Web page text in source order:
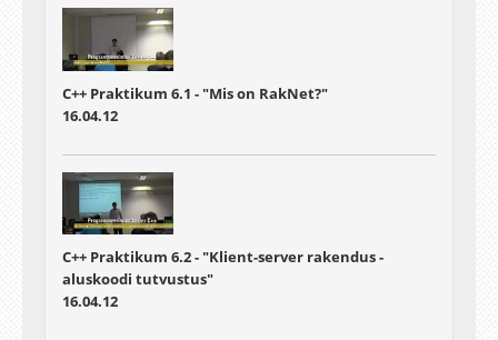
C++ Praktikum 6.1 - "Mis on RakNet?"
16.04.12
C++ Praktikum 6.2 - "Klient-server rakendus -
aluskoodi tutvustus"
16.04.12